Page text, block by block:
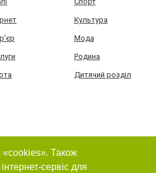
Культура
Мода
Родина
Дитячий розділ
«cookies». Також
сервіс для